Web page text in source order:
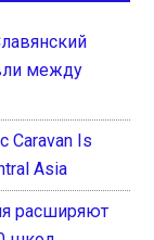
между
Caravan Is
Asia
расширяют